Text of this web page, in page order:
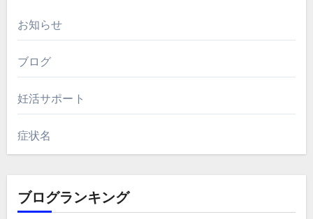
お知らせ
ブログ
妊活サポート
症状名
ブログランキング